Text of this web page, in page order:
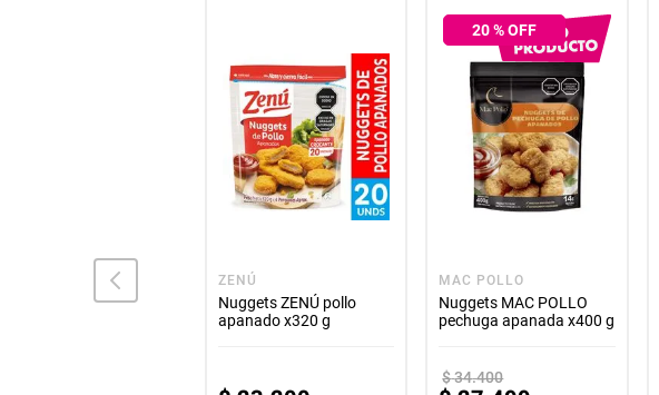
ZENÚ pollo
ZENÚ
Nuggets ZENÚ pollo
apanado x320 g
20% OFF
MAC POLLO
Nuggets MAC POLLO
pechuga apanada x400 g
$34.400